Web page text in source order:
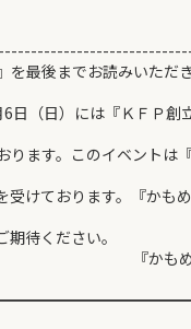
を最後までお読みいただ
日（日）には『ＫＦＰ創
ります。このイベントは
受けております。『かも
待ください。
のひろ